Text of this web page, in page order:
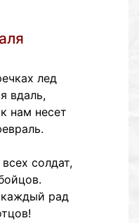
лед
вдаль,
нам несет
солдат,
каждый рад